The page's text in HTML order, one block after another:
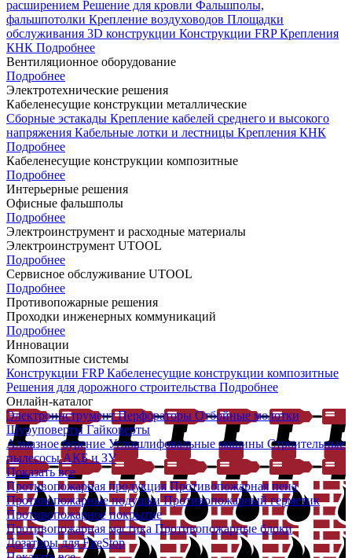
расширением Решение для кровли Фальшполы,
фальшпотолки Крепление воздуховодов Площадки
обслуживания 3D конструкции Конструкции FRPКрепления
КНК Подробнее
Вентиляционное оборудование
Подробнее
Электротехнические решения
Кабеленесущие конструкции металлические
Сборные эстакады Крепление кабелей среднего и высокого
напряжения Кабельные лотки и лестницы Крепления КНК
Подробнее
Кабеленесущие конструкции композитные
Подробнее
Интерьерные решения
Офисные фальшполы
Подробнее
Электроинструмент и расходные материалы
Электроинструмент UTOOL
Подробнее
Сервисное обслуживание UTOOL
Подробнее
Противопожарные решения
Проходки инженерных коммуникаций
Подробнее
Инновации
Композитные системы
Конструкции FRPКабеленесущие конструкции композитные
Решения для дорожного строительства Подробнее
Онлайн-каталог
ЭлектроинструментПерфораторы Отбойные молотки
Шуруповерты Гайковерты
Алмазное бурение Углошлифовальные машины Строительные
пылесосыАКБ и ЗУ
Показать все
Противопожарная продукция Противопожарная пена
Противопожарные подушкиПротивопожарный герметик
Противопожарное покрытие
Противопожарная мастика Противопожарные блоки
Дозаторы для FireStop